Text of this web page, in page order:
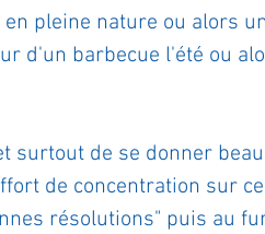
pleine nature ou alors
d'un barbecue l'été ou
surtout de se donner
de concentration sur
résolutions" puis au